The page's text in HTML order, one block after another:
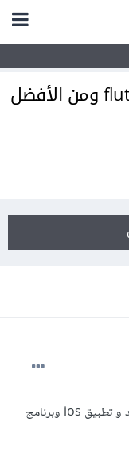
ما الفرق بين js و flutter ومن الأفضل
ارغب في إنشاء موقع الكتروني وتطبيق اندويد و تطبيق ios وبرنامج